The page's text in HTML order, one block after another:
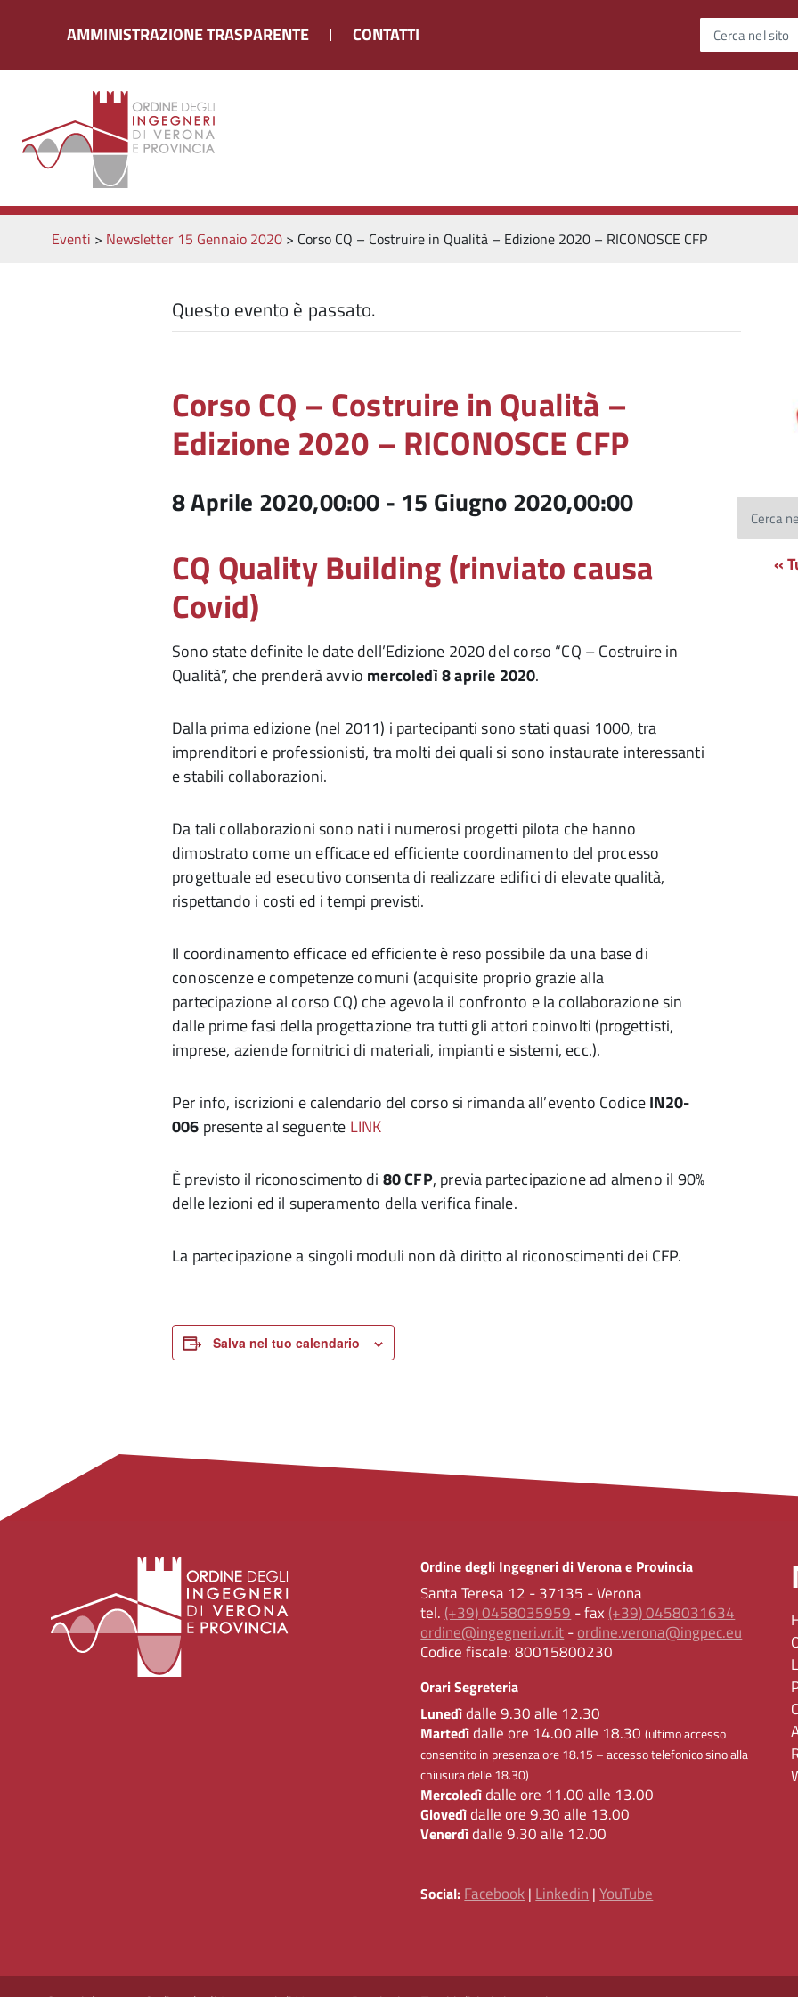
AMMINISTRAZIONE TRASPARENTE CONTATTI Cerca nel sito
Eventi > Newsletter 15 Gennaio 2020> Corso CQ – Costruire in Qualità – Edizione 2020 – RICONOSCE CFP
Questo evento è passato.
Corso CQ – Costruire in Qualità –
Edizione 2020 – RICONOSCE CFP
8 Aprile 2020,00:00- 15 Giugno 2020,00:00
CQ Quality Building (rinviato causa
Covid)
Sono state definite le date dell’Edizione 2020 del corso “CQ – Costruire in
Qualità”, che prenderà avvio mercoledì 8 aprile 2020.
Dalla prima edizione (nel 2011) i partecipanti sono stati quasi 1000, tra
imprenditori e professionisti, tra molti dei quali si sono instaurate interessanti
e stabili collaborazioni.
Da tali collaborazioni sono nati i numerosi progetti pilota che hanno
dimostrato come un efficace ed efficiente coordinamento del processo
progettuale ed esecutivo consenta di realizzare edifici di elevate qualità,
rispettando i costi ed i tempi previsti.
Il coordinamento efficace ed efficiente è reso possibile da una base di
conoscenze e competenze comuni (acquisite proprio grazie alla
partecipazione al corso CQ) che agevola il confronto e la collaborazione sin
dalle prime fasi della progettazione tra tutti gli attori coinvolti (progettisti,
imprese, aziende fornitrici di materiali, impianti e sistemi, ecc.).
Per info, iscrizioni e calendario del corso si rimanda all’evento CodiceIN20-
006 presente al seguente LINK
È previsto il riconoscimento di 80 CFP, previa partecipazione ad almeno il 90%
delle lezioni ed il superamento della verifica finale.
La partecipazione a singoli moduli non dà diritto al riconoscimenti dei CFP.
Salva nel tuo calendario
Cerca
«
Ordine degli Ingegneri di Verona e Provincia
Santa Teresa 12 - 37135 - Verona
tel. (+39) 0458035959 - fax (+39) 0458031634
ordine@ingegneri.vr.it-ordine.verona@ingpec.eu
Codice fiscale:80015800230
Orari Segreteria
Lunedìdalle 9.30 alle 12.30
Martedìdalle ore 14.00 alle 18.30(ultimo accesso
consentito in presenza ore 18.15 – accesso telefonico sino alla
chiusura delle 18.30)
Mercoledìdalle ore 11.00 alle 13.00
Giovedìdalle ore 9.30 alle 13.00
Venerdìdalle 9.30 alle 12.00
Social: Facebook | Linkedin |YouTube